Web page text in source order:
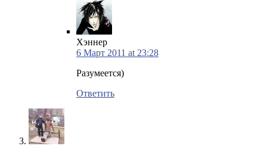
Хэннер
6 Март 2011 at 23:28
Разумеется)
Ответить